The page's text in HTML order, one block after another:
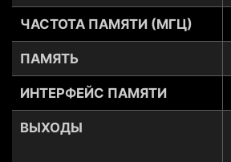
ЧАСТОТА ПАМЯТИ (МГЦ)
ПАМЯТЬ
ИНТЕРФЕЙС ПАМЯТИ
ВЫХОДЫ